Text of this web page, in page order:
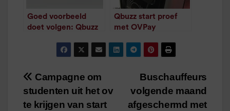
Goed voorbeeld
doet volgen: Qbuzz
minuten
Qbuzz start proef
met OVPay
Bericht
navigatie
Buschauffeurs
volgende maand
afgeschermd met
Campagne om
studenten uit het ov
te krijgen van start